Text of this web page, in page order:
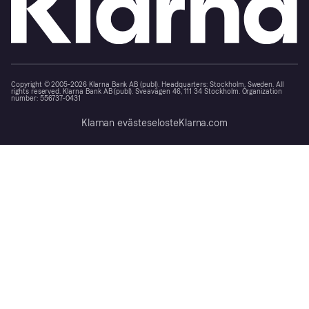
Copyright © 2005-2026 Klarna Bank AB (publ). Headquarters: Stockholm, Sweden. All
rights reserved. Klarna Bank AB (publ). Sveavägen 46, 111 34 Stockholm. Organization
number: 556737-0431
Klarnan evästeselosteKlarna.com